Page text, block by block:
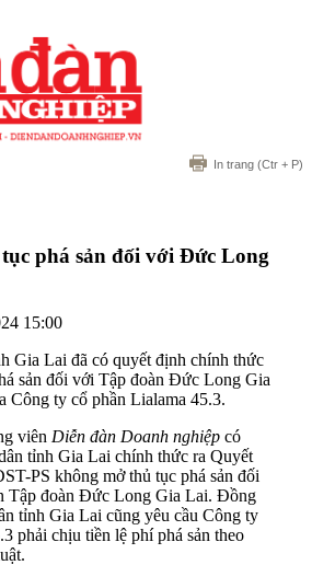
In trang (Ctr + P)
phá sản đối với Đức Long
15:00
Gia Lai đã có quyết định chính thức
sản đối với Tập đoàn Đức Long Gia
Công ty cổ phần Lialama 45.3.
viên Diễn đàn Doanh nghiệp có
tỉnh Gia Lai chính thức ra Quyết
PS không mở thủ tục phá sản đối
Tập đoàn Đức Long Gia Lai. Đồng
tỉnh Gia Lai cũng yêu cầu Công ty
phải chịu tiền lệ phí phá sản theo